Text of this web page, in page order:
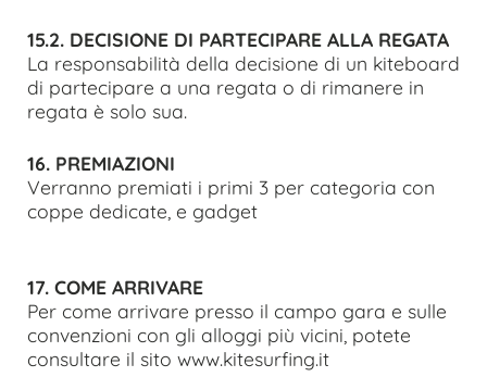
15.2. DECISIONE DI PARTECIPARE ALLA REGATA
La responsabilità della decisione di un kiteboard
di partecipare a una regata o di rimanere in
regata è solo sua.
16. PREMIAZIONI
Verranno premiati i primi 3 per categoria con
coppe dedicate, e gadget
17. COME ARRIVARE
Per come arrivare presso il campo gara e sulle
convenzioni con gli alloggi più vicini, potete
consultare il sito www.kitesurfing.it